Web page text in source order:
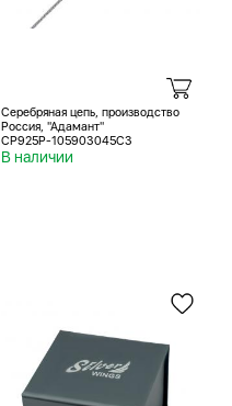
Серебряная цепь, производство
Россия, "Адамант"
СР925Р-105903045С3
В наличии